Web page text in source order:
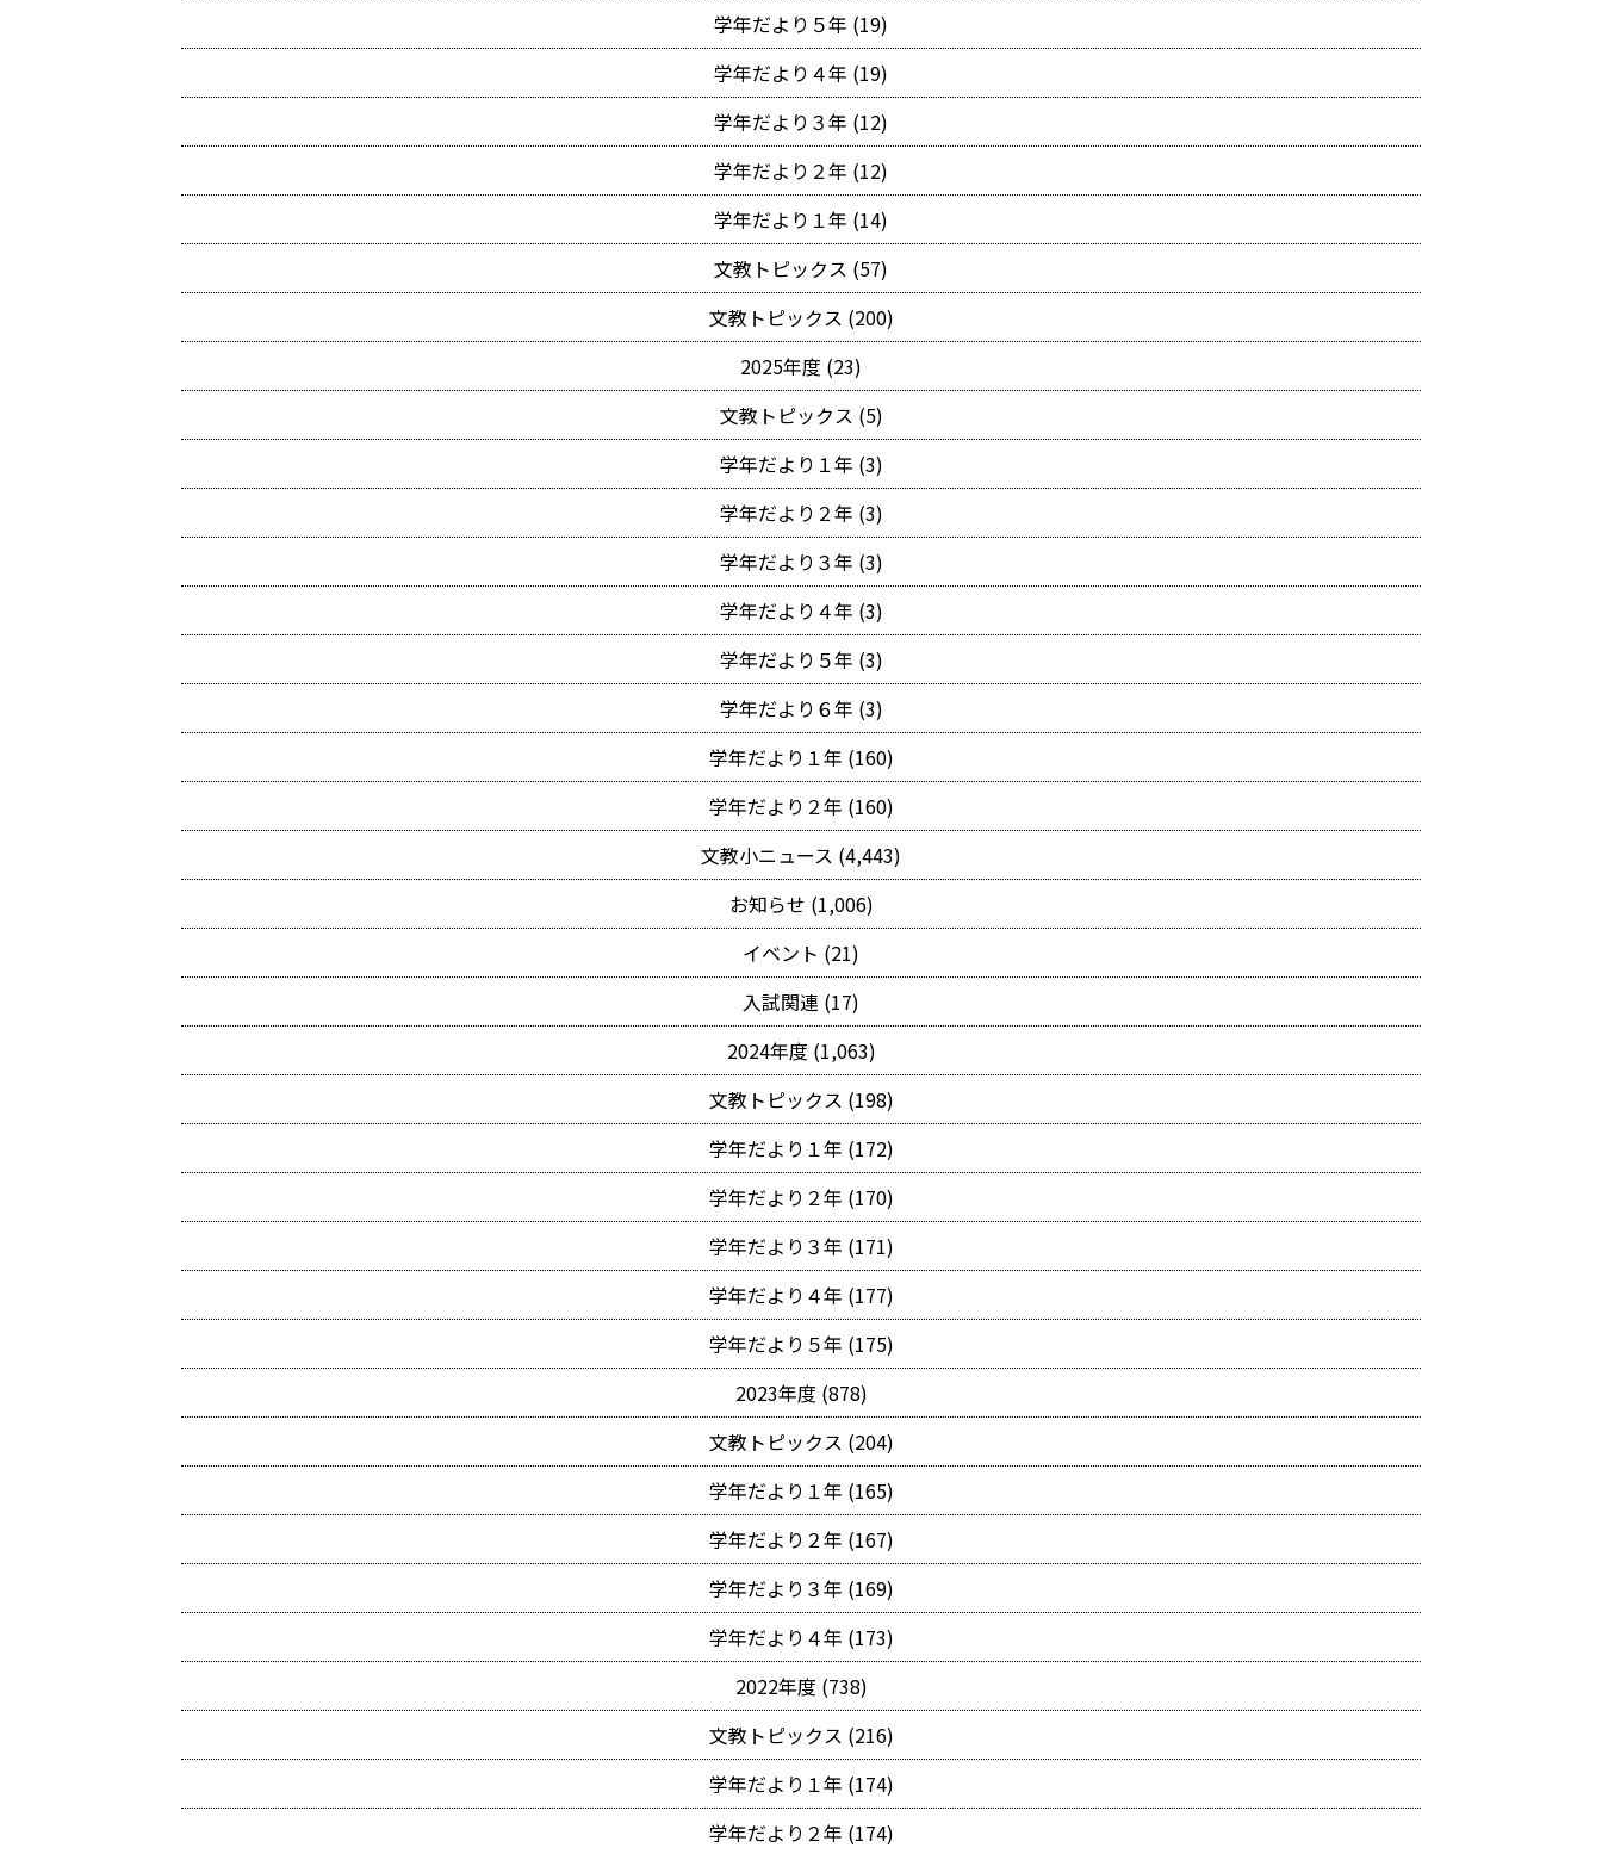
学年だより５年 (19)
学年だより４年 (19)
学年だより３年 (12)
学年だより２年 (12)
学年だより１年 (14)
文教トピックス (57)
文教トピックス (200)
2025年度 (23)
文教トピックス (5)
学年だより１年 (3)
学年だより２年 (3)
学年だより３年 (3)
学年だより４年 (3)
学年だより５年 (3)
学年だより６年 (3)
学年だより１年 (160)
学年だより２年 (160)
文教小ニュース (4,443)
お知らせ (1,006)
イベント (21)
入試関連 (17)
2024年度 (1,063)
文教トピックス (198)
学年だより１年 (172)
学年だより２年 (170)
学年だより３年 (171)
学年だより４年 (177)
学年だより５年 (175)
2023年度 (878)
文教トピックス (204)
学年だより１年 (165)
学年だより２年 (167)
学年だより３年 (169)
学年だより４年 (173)
2022年度 (738)
文教トピックス (216)
学年だより１年 (174)
学年だより２年 (174)